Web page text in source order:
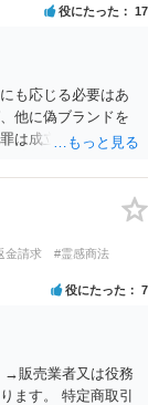
役にたった 17
も応じる必要はあ
他に偽ブランドを
は成立しないと判
なら元の金額の返
いなら「ブランド
まず通りません。
金請求
#霊感商法
役にたった 7
→販売業者又は役務
ます。 特定商取引